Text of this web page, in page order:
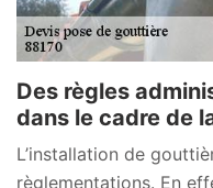
Des règles
dans le cadre de
L’installation de
règlementations. En